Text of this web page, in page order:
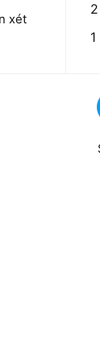
cùng tầm
nhớ đệm hơn
xét
2
1